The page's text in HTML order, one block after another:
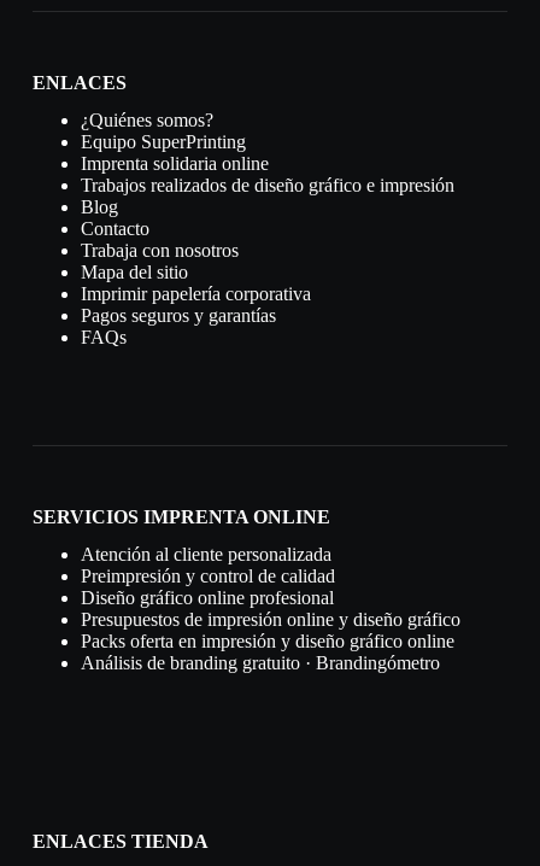
ENLACES
¿Quiénes somos?
Equipo SuperPrinting
Imprenta solidaria online
Trabajos realizados de diseño gráfico e impresión
Blog
Contacto
Trabaja con nosotros
Mapa del sitio
Imprimir papelería corporativa
Pagos seguros y garantías
FAQs
SERVICIOS IMPRENTA ONLINE
Atención al cliente personalizada
Preimpresión y control de calidad
Diseño gráfico online profesional
Presupuestos de impresión online y diseño gráfico
Packs oferta en impresión y diseño gráfico online
Análisis de branding gratuito · Brandingómetro
ENLACES TIENDA